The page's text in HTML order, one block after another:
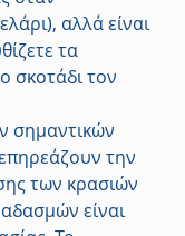
αλλά είναι
τα
σκοτάδι τον
σημαντικών
την
των κρασιών
είναι